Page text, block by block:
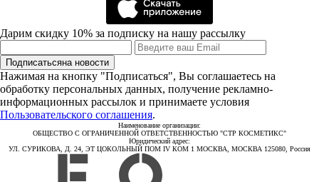
Дарим скидку 10% за подписку на нашу рассылку
Подписатьсяна новости
Нажимая на кнопку "Подписаться", Вы соглашаетесь на
обработку персональных данных, получение рекламно-
информационных рассылок и принимаете условия
Пользовательского соглашения.
Наименование организации:
ОБЩЕСТВО С ОГРАНИЧЕННОЙ ОТВЕТСТВЕННОСТЬЮ "СТР КОСМЕТИКС"
Юридический адрес:
УЛ. СУРИКОВА, Д. 24, ЭТ ЦОКОЛЬНЫЙ ПОМ IV КОМ 1 МОСКВА, МОСКВА 125080, Россия